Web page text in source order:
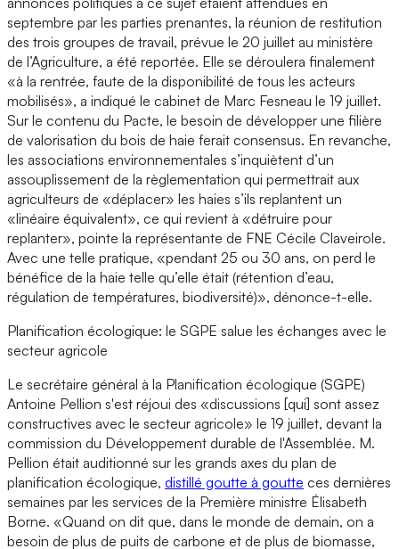
septembre par les parties prenantes, la réunion de restitution
des trois groupes de travail, prévue le 20 juillet au ministère
de l’Agriculture, a été reportée. Elle se déroulera finalement
«à la rentrée, faute de la disponibilité de tous les acteurs
mobilisés», a indiqué le cabinet de Marc Fesneau le 19 juillet.
Sur le contenu du Pacte, le besoin de développer une filière
de valorisation du bois de haie ferait consensus. En revanche,
les associations environnementales s’inquiètent d’un
assouplissement de la règlementation qui permettrait aux
agriculteurs de «déplacer» les haies s’ils replantent un
«linéaire équivalent», ce qui revient à «détruire pour
replanter», pointe la représentante de FNE Cécile Claveirole.
Avec une telle pratique, «pendant 25 ou 30 ans, on perd le
bénéfice de la haie telle qu’elle était (rétention d’eau,
régulation de températures, biodiversité)», dénonce-t-elle.
Planification écologique: le SGPE salue les échanges avec le
secteur agricole
Le secrétaire général à la Planification écologique (SGPE)
Antoine Pellion s'est réjoui des «discussions [qui] sont assez
constructives avec le secteur agricole» le 19 juillet, devant la
commission du Développement durable de l'Assemblée. M.
Pellion était auditionné sur les grands axes du plan de
planification écologique, distillé goutte à goutte ces dernières
semaines par les services de la Première ministre Élisabeth
Borne. «Quand on dit que, dans le monde de demain, on a
besoin de plus de puits de carbone et de plus de biomasse,